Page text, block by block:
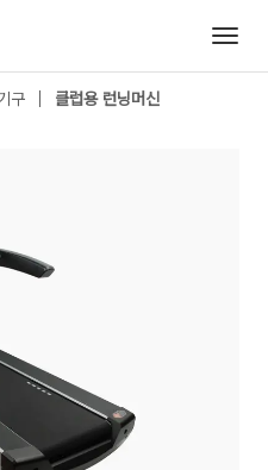
트니스
구 클럽용 런닝머신